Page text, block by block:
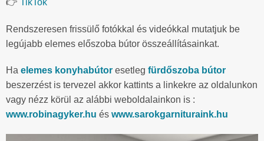
Rendszeresen frissülő fotókkal és videókkal mutatjuk be
legújabb elemes előszoba bútor összeállításainkat.
Ha elemes konyhabútor esetleg fürdőszoba bútor
beszerzést is tervezel akkor kattints a linkekre az oldalunkon
vagy nézz körül az alábbi weboldalainkon is :
www.robinagyker.hu és www.sarokgarnituraink.hu